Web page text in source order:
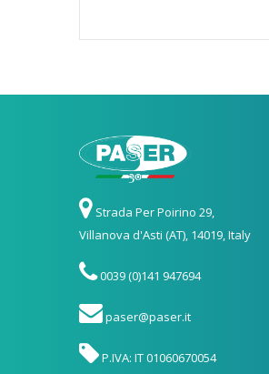
Strada Per Poirino 29,
Villanova d'Asti (AT), 14019, Italy
0039 (0)141 947694
paser@paser.it
P.IVA: IT 01060670054